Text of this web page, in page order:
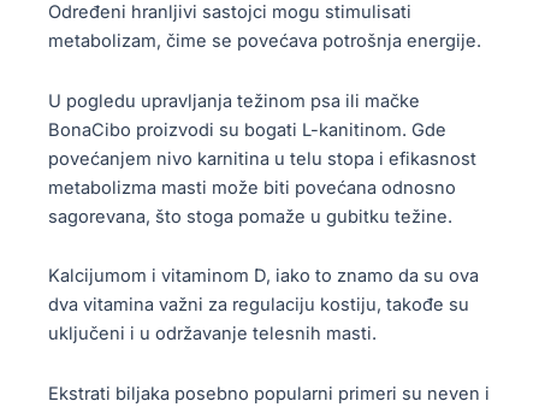
Određeni hranljivi sastojci mogu stimulisati
metabolizam, čime se povećava potrošnja energije.
U pogledu upravljanja težinom psa ili mačke
BonaCibo proizvodi su bogati L-kanitinom. Gde
povećanjem nivo karnitina u telu stopa i efikasnost
metabolizma masti može biti povećana odnosno
sagorevana, što stoga pomaže u gubitku težine.
Kalcijumom i vitaminom D, iako to znamo da su ova
dva vitamina važni za regulaciju kostiju, takođe su
uključeni i u održavanje telesnih masti.
Ekstrati biljaka posebno popularni primeri su neven i